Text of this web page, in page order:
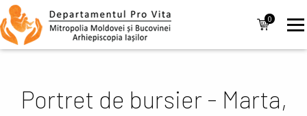
Mergi la conţinutul principal
0
items
Navigare
principală
Portret de bursier - Marta,